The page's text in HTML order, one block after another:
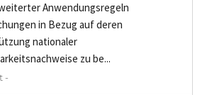
Anwendungsregeln
in Bezug auf deren
nationaler
zu be...
-